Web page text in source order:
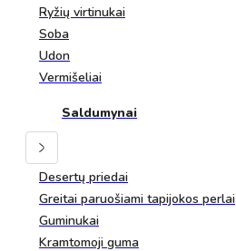
Ryžių virtinukai
Soba
Udon
Vermišeliai
Saldumynai
Desertų priedai
Greitai paruošiami tapijokos perlai
Guminukai
Kramtomoji guma